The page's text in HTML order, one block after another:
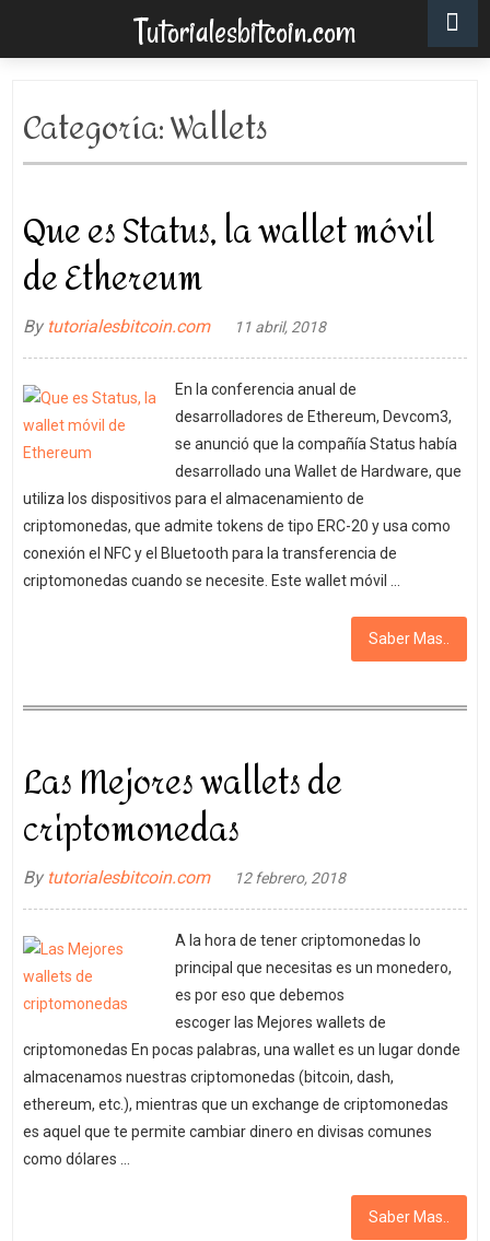
Tutorialesbitcoin.com
Categoría:Wallets
Que es Status, la wallet móvil
de Ethereum
By tutorialesbitcoin.com 11 abril, 2018
En la conferencia anual de
desarrolladores de Ethereum, Devcom3,
se anunció que la compañía Status había
desarrollado una Wallet de Hardware, que
utiliza los dispositivos para el almacenamiento de
criptomonedas, que admite tokens de tipo ERC-20 y usa como
conexión el NFC y el Bluetooth para la transferencia de
criptomonedas cuando se necesite. Este wallet móvil …
Saber Mas..
Las Mejores wallets de
criptomonedas
By tutorialesbitcoin.com 12 febrero, 2018
A la hora de tener criptomonedas lo
principal que necesitas es un monedero,
es por eso que debemos
escoger las Mejores wallets de
criptomonedas En pocas palabras, una wallet es un lugar donde
almacenamos nuestras criptomonedas (bitcoin, dash,
ethereum, etc.), mientras que un exchange de criptomonedas
es aquel que te permite cambiar dinero en divisas comunes
como dólares …
Saber Mas..